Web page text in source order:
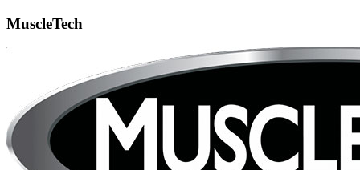
MuscleTech